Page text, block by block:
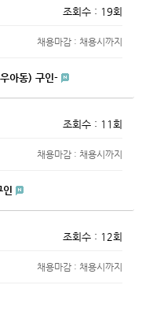
조회수 : 19회
채용마감 : 채용시까지
아동) 구인-
조회수 : 11회
채용마감 : 채용시까지
인
조회수 : 12회
채용마감 : 채용시까지